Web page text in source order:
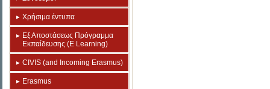
Χρήσιμα έντυπα
Εξ Αποστάσεως Πρόγραμμα
Εκπαίδευσης (E Learning)
CIVIS (and Incoming Erasmus)
Erasmus